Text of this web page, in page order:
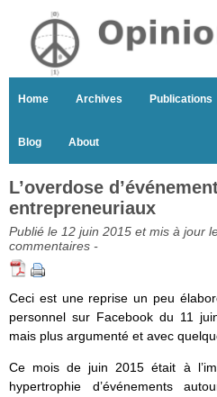
Home Archives Publications
Blog About
L’overdose
entrepreneuriaux
Publié le 12 juin 2015 et mis à jour
commentaires -
Ceci est une reprise un peu
personnel sur Facebook du 11
mais plus argumenté et avec
Ce mois de juin 2015 était à
hypertrophie d’événements